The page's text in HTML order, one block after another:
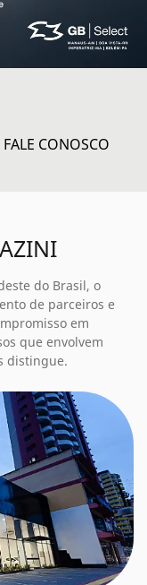
FALE CONOSCO
do Brasil, o
de parceiros e
em
que envolvem
distingue.